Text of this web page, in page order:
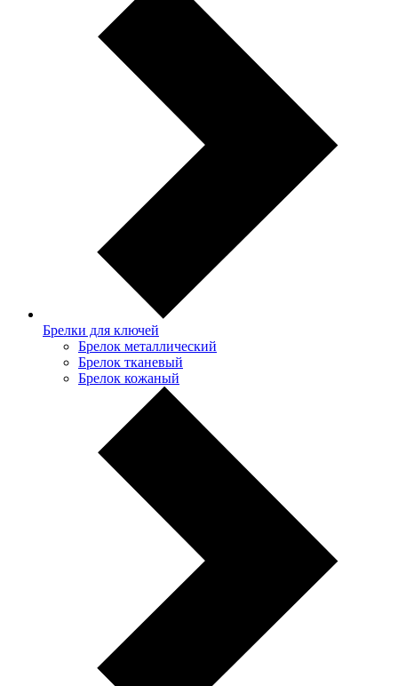
Брелки для ключей
Брелок металлический
Брелок тканевый
Брелок кожаный